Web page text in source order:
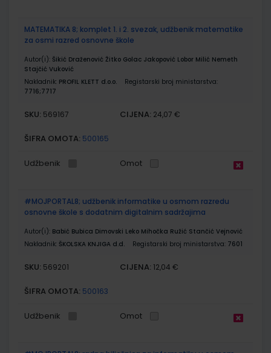
MATEMATIKA 8; komplet 1. i 2. svezak, udžbenik matematike
za osmi razred osnovne škole
Autor(i): Šikić Draženović Žitko Golac Jakopović Lobor Milić Nemeth
Stajčić Vuković
Nakladnik: PROFIL KLETT d.o.o.
Registarski broj ministarstva:
7716;7717
SKU: 569167 CIJENA: 24,07 €
ŠIFRA OMOTA: 500165
Udžbenik Omot
#MOJPORTAL8; udžbenik informatike u osmom razredu
osnovne škole s dodatnim digitalnim sadržajima
Autor(i): Babić Bubica Dimovski Leko Mihočka Ružić Stančić Vejnović
Nakladnik: ŠKOLSKA KNJIGA d.d. Registarski broj ministarstva: 7601
SKU: 569201 CIJENA: 12,04 €
ŠIFRA OMOTA: 500163
Udžbenik Omot